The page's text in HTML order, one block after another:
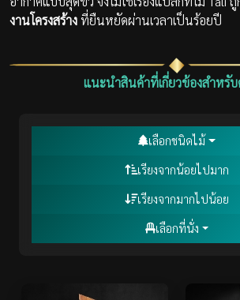
งานโครงสร้าง ที่ยืนหยัดผ่านเวลาเป็นร้อยปี
แนะนำสินค้าที่เกี่ยวข้องสำหรั
เลือกชนิดไม้
เรียงจากน้อยไปมาก
เรียงจากมากไปน้อย
เลือกที่นั่ง